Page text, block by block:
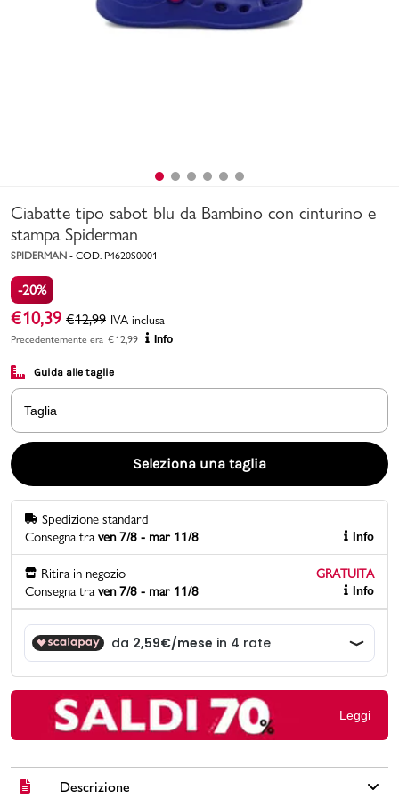
Bambino
Marchi
Promo & News
contatti
Gift card
Ciabatte tipo sabot blu da Bambino con cinturino e
stampa Spiderman
SPIDERMAN - COD. P4620S0001
-20%
€10,39 €12,99 IVA inclusa
Precedentemente era €12,99 Info
Guida alle taglie
Taglia
Seleziona una taglia
Spedizione standard
Consegna tra ven 7/8 - mar 11/8 Info
Ritira in negozio
GRATUITA
Consegna tra ven 7/8 - mar 11/8 Info
Leggi
Descrizione